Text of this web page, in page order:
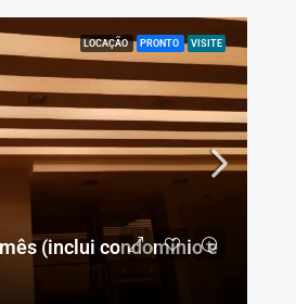
LOCAÇÃO PRONTO VISITE
(inclui condomínio e